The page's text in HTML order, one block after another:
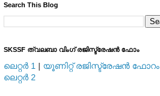
Search This Blog
SKSSF ത്വലബാ വിംഗ് രജിസ്ട്രേഷന്‍ ഫോം
ലെറ്റര്‍ 1 | യൂണിറ്റ് രജിസ്ട്രേഷന്‍ ഫോറം
ലെറ്റര്‍ 2